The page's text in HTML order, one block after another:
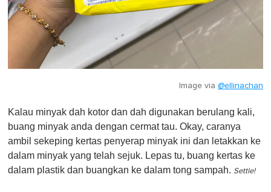
Image via @ellinachan
Kalau minyak dah kotor dan dah digunakan berulang kali,
buang minyak anda dengan cermat tau. Okay, caranya
ambil sekeping kertas penyerap minyak ini dan letakkan ke
dalam minyak yang telah sejuk. Lepas tu, buang kertas ke
dalam plastik dan buangkan ke dalam tong sampah. Settle!